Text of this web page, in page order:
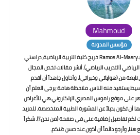
Mahmoud
مؤسس المدونة
محمود محمد المشهور بـRamos Al-Masry خريج كلية التربية الرياضية، دراستي
(التدريب الرياضي). أنشر مقالات تخص المجال
من (هواياتي وخبراتي)، وأحاول جاهداً أن أقدم
يستفيد منه الناس. ملاحظة هامة: يرجى العلم أن
على موقع راموس المصري الإلكتروني هي للأغراض
أن تكون بديلاً عن المشورة الطبية المتخصصة. للمزيد
لكم تفاصيل إضافية عني في صفحة (من نحن؟). شكراً
هنا، وأرجو دائماً أن أكون عند حسن ظنكم.